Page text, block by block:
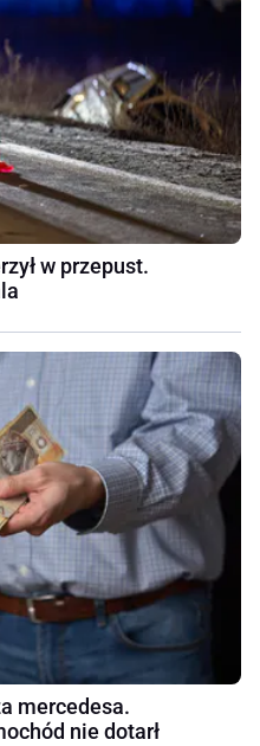
w przepust.
mercedesa.
nie dotarł